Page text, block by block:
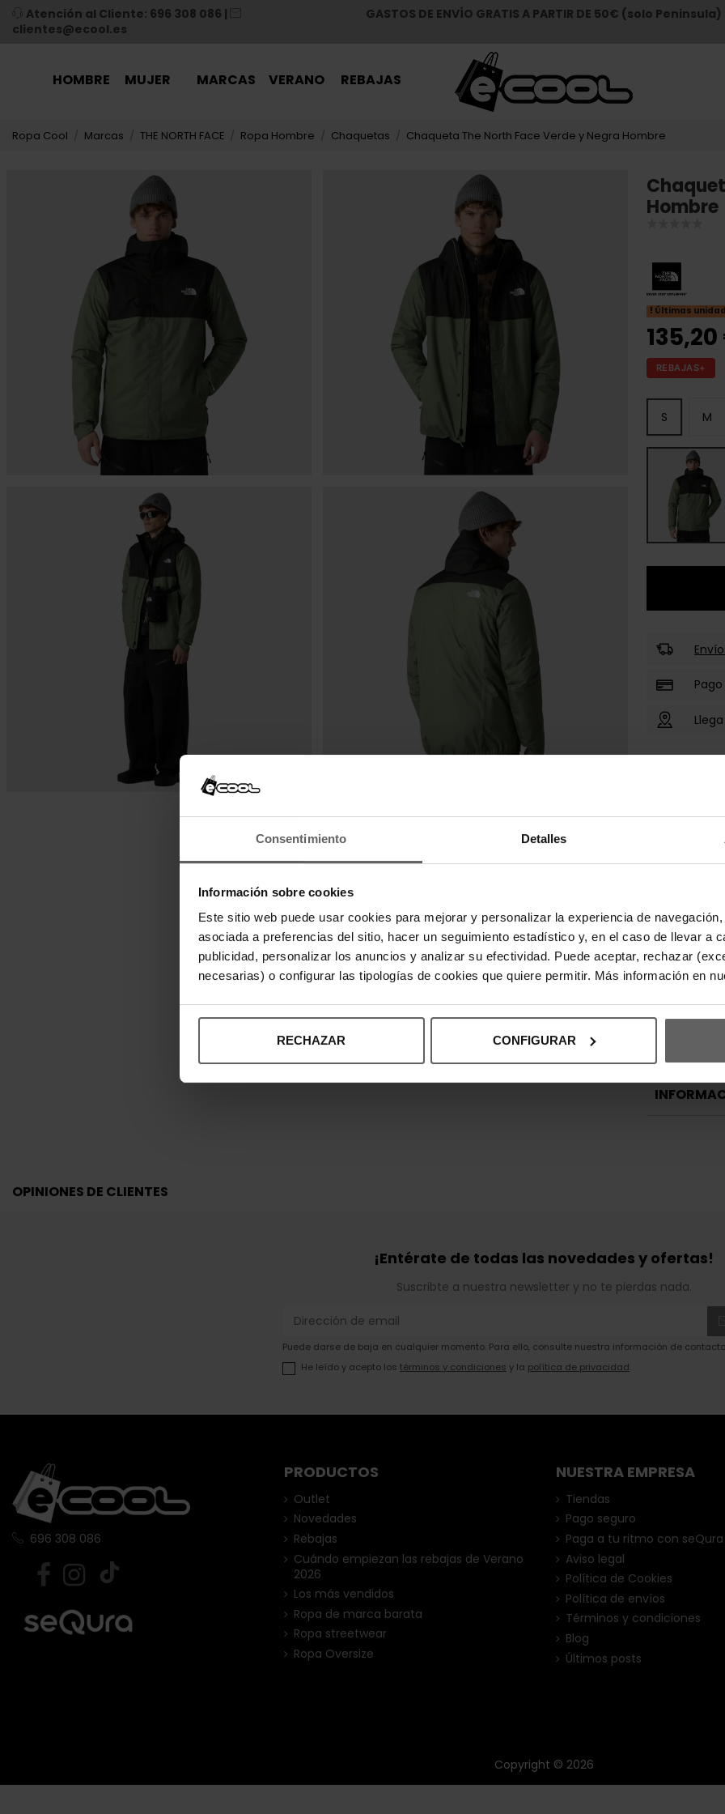
Consentimiento Detalles
Información sobre cookies
Este sitio web puede usar cookies para mejorar y personalizar la experiencia de
asociada a preferencias del sitio, hacer un seguimiento estadístico y, en el caso de llevar a
publicidad, personalizar los anuncios y analizar su efectividad. Puede aceptar, rechazar
necesarias) o configurar las tipologías de cookies que quiere permitir. Más información en
RECHAZAR CONFIGURAR
Atención al Cliente: 696 308 086 |
clientes@ecool.es
GASTOS DE ENVÍO GRATIS A PARTIR DE 50€ (solo Peninsula)
HOMBRE MUJER MARCAS VERANO REBAJAS
Ropa Cool Marcas THE NORTH FACE Ropa Hombre Chaquetas Chaqueta The North Face Verde y Negra Hombre
Hombre
Últimas
REBAJAS+
S M
La
tecnología
protección
ajustable,
laterales
con
resistente,
para el día
DETALLES
OPINIONES DE CLIENTES
¡Entérate de todas las novedades y ofertas!
Suscribte a nuestra newsletter y no te pierdas nada.
Puede darse de baja en cualquier momento. Para ello, consulte nuestra información de
He leído y acepto los términos y condiciones y la política de privacidad.
PRODUCTOS
Outlet
Novedades
Rebajas
Cuándo empiezan las rebajas de Verano
2026
Los más vendidos
Ropa de marca barata
Ropa streetwear
Ropa Oversize
NUESTRA EMPRESA
Tiendas
Pago seguro
Paga a tu ritmo con seQura
Aviso legal
Política de Cookies
Política de envíos
Términos y condiciones
Blog
Últimos posts
696 308 086
Copyright © 2026